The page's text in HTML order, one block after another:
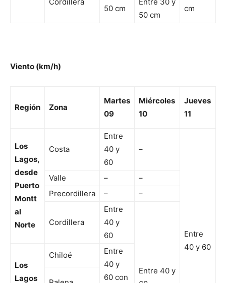
50 cm
50 cm
cm
Viento (km/h)
Región Zona
Martes
09
Miércoles
10
Jueves
11
Los
Lagos,
desde
Puerto
Montt
al
Norte
Costa
Entre
40 y
60
–
Entre
40 y 60
Valle –
–
Precordillera
– –
Cordillera
Entre
40 y
60
Entre 40 y
Los
Lagos
Chiloé
Entre
40 y
60 con